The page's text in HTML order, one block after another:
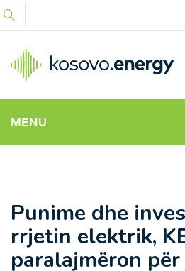
MENU
Punime dhe
rrjetin elektrik,
paralajmëron